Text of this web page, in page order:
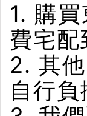
1. 購
費宅配
2. 其
自行負